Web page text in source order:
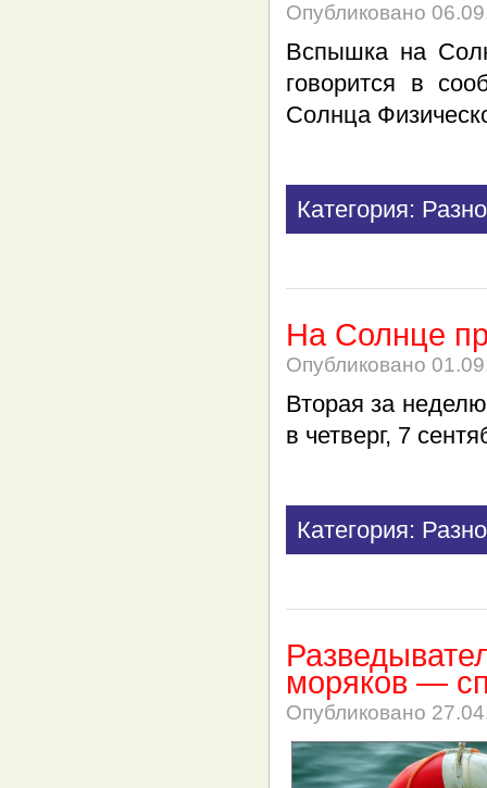
Опубликовано
Вспышка на
говорится в
Солнца
Категория:
На Солнце
Опубликовано
Вторая за
в четверг, 7
Категория:
моряков —
Опубликовано